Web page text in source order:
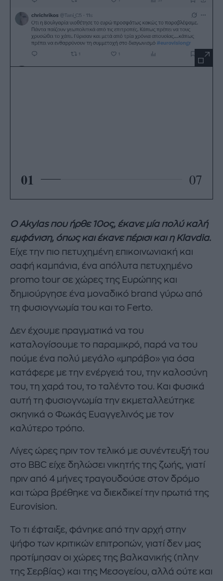
01 07
Ο Akylas που ήρθε 10ος, έκανε μία πολύ καλή
εμφάνιση, όπως και έκανε πέρισι και η Klavdia.
Είχε την πιο πετυχημένη επικοινωνιακή και
σαφή καμπάνια, ένα απόλυτα πετυχημένο
promo tour σε χώρες της Ευρώπης και
δημιούργησε ένα μοναδικό brand γύρω από
τη φυσιογνωμία του και το Ferto.
Δεν έχουμε πραγματικά να του
καταλογίσουμε το παραμικρό, παρά να του
πούμε ένα πολύ μεγάλο «μπράβο» για όσα
κατάφερε με την ενέργειά του, την καλοσύνη
του, τη χαρά του, το ταλέντο του. Και φυσικά
αυτή τη φυσιογνωμία την εκμεταλλεύτηκε
σκηνικά ο Φωκάς Ευαγγελινός με τον
καλύτερο τρόπο.
Λίγες ώρες πριν τον τελικό με συνέντευξή του
στο BBC είχε δηλώσει νικητής της ζωής, γιατί
πριν από 4 μήνες τραγουδούσε στον δρόμο
και τώρα βρέθηκε να διεκδικεί την πρωτιά της
Eurovision.
Το τι έφταιξε, φάνηκε από την αρχή στην
ψήφο των κριτικών επιτροπών, γιατί δεν μας
προτίμησαν οι χώρες της βαλκανικής (πλην
της Σερβίας) και της Μεσογείου, αλλά ούτε και